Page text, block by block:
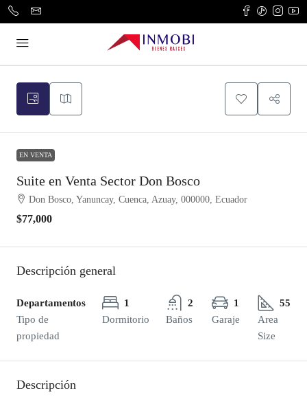
EN VENTA
Suite en Venta Sector Don Bosco
Don Bosco, Yanuncay, Cuenca, Azuay, 000000, Ecuador
$77,000
Descripción general
Departamentos
Tipo de
propiedad
1
Dormitorio
2
Baños
1
Garaje
55
Area
Size
Descripción